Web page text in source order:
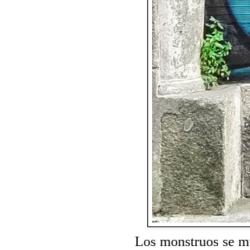
Los monstruos se